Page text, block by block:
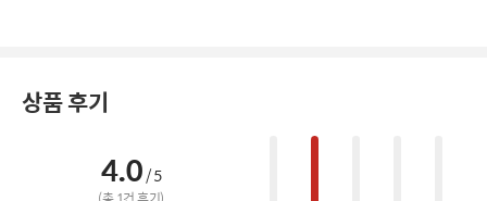
상품 후기
4.0/ 5